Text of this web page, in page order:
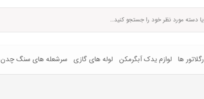
رگلاتور ها لوازم یدک آبگرمکن لوله های گازی سرشعله های سنگ چدن